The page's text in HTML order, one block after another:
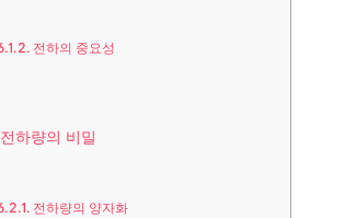
전하의 중요성
전하량의 비밀
전하량의 양자화